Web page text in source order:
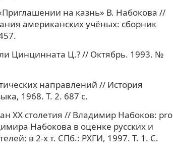
на казнь» В. Набокова //
американских учёных: сборник
Цинцинната Ц.? // Октябрь. 1993. №
направлений // История
1968. Т. 2. 687 с.
XX столетия // Владимир Набоков: pro
Набокова в оценке русских и
в 2-х т. СПб.: РХГИ, 1997. Т. 1. С.